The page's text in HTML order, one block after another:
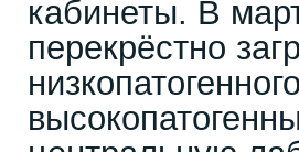
кабинеты. В
перекрёстно